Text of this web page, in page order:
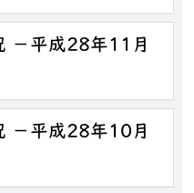
－平成28年11月
－平成28年10月